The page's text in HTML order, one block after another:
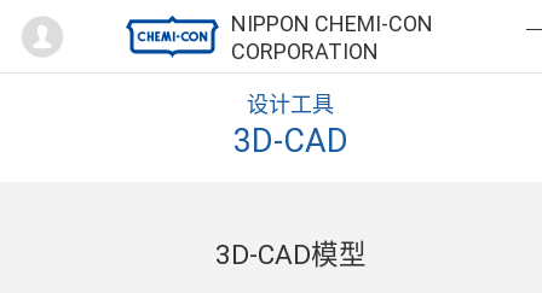
NIPPON CHEMI-CON
CORPORATION
Mypage
设计工具
3D-CAD
3D-CAD模型